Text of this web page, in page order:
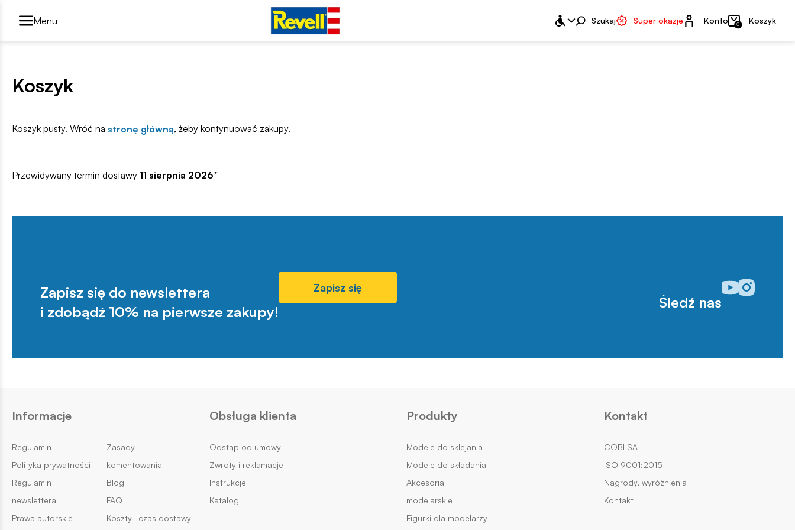
Przełącznik segmentów2
Menu Szukaj Super okazje Konto
Konto 0 Koszyk
Koszyk
Koszyk pusty. Wróć na stronę główną, żeby kontynuować zakupy.
Przewidywany termin dostawy 11 sierpnia 2026*
Zapisz się do newslettera
i zdobądź 10% na pierwsze zakupy!
Zapisz się
Śledź nas
Odwiedź nasz
Odwiedź
Informacje
Regulamin
Polityka prywatności
Regulamin
newslettera
Prawa autorskie
Zasady
komentowania
Blog
FAQ
Koszty i czas dostawy
Obsługa klienta
Odstąp od umowy
Zwroty i reklamacje
Instrukcje
Katalogi
Produkty
Modele do sklejania
Modele do składania
Akcesoria
modelarskie
Figurki dla modelarzy
Kontakt
COBI SA
ISO 9001:2015
Nagrody, wyróżnienia
Kontakt